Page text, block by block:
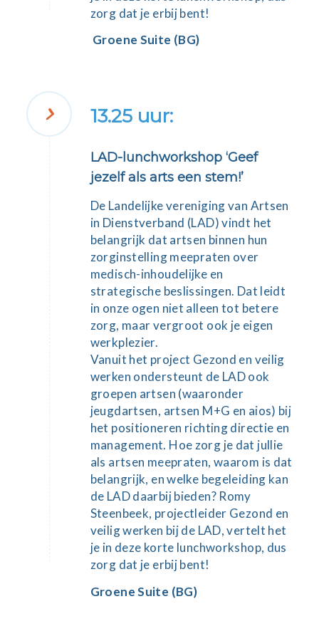
zorg dat je erbij bent!
Groene Suite (BG)
13.25 uur:
LAD-lunchworkshop ‘Geef
jezelf als arts een stem!’
De Landelijke vereniging van Artsen
in Dienstverband (LAD) vindt het
belangrijk dat artsen binnen hun
zorginstelling meepraten over
medisch-inhoudelijke en
strategische beslissingen. Dat leidt
in onze ogen niet alleen tot betere
zorg, maar vergroot ook je eigen
werkplezier.
Vanuit het project Gezond en veilig
werken ondersteunt de LAD ook
groepen artsen (waaronder
jeugdartsen, artsen M+G en aios) bij
het positioneren richting directie en
management. Hoe zorg je dat jullie
als artsen meepraten, waarom is dat
belangrijk, en welke begeleiding kan
de LAD daarbij bieden? Romy
Steenbeek, projectleider Gezond en
veilig werken bij de LAD, vertelt het
je in deze korte lunchworkshop, dus
zorg dat je erbij bent!
Groene Suite (BG)